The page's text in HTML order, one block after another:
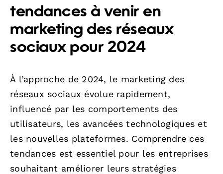
tendances à venir en
marketing des réseaux
sociaux pour 2024
À l’approche de 2024, le marketing des
réseaux sociaux évolue rapidement,
influencé par les comportements des
utilisateurs, les avancées technologiques et
les nouvelles plateformes. Comprendre ces
tendances est essentiel pour les entreprises
souhaitant améliorer leurs stratégies